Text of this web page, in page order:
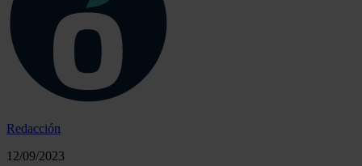
Redacción
12/09/2023